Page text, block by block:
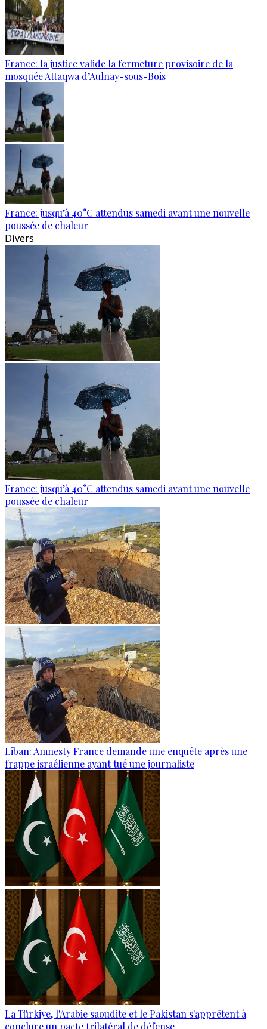
France: la justice valide la fermeture provisoire de la
mosquée Attaqwa d’Aulnay-sous-Bois
France: jusqu’à 40°C attendus samedi avant une nouvelle
poussée de chaleur
Divers
France: jusqu’à 40°C attendus samedi avant une nouvelle
poussée de chaleur
Liban: Amnesty France demande une enquête après une
frappe israélienne ayant tué une journaliste
La Türkiye, l'Arabie saoudite et le Pakistan s'apprêtent à
conclure un pacte trilatéral de défense